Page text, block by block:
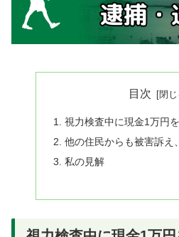
目次
視力検査中に現金1万円
他の住民からも被害訴え
私の見解